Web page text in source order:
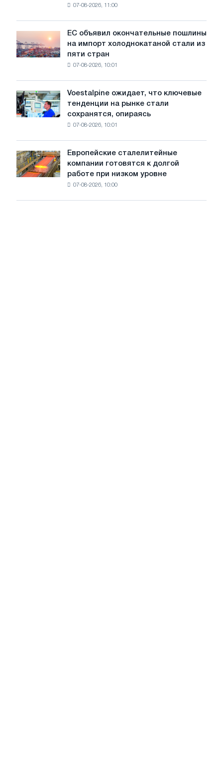
трамвайных
путей
Москвы
Ярославля
07-08-2026, 11:00
объявил
окончательные
холоднокатаной
стали
из
стран
ЕС объявил окончательные пошлины
на импорт холоднокатаной стали из
пяти стран
07-08-2026, 10:01
Voestalpine
ожидает,
что
рынке
стали
сохранятся,
на
Voestalpine ожидает, что ключевые
тенденции на рынке стали
сохранятся, опираясь
07-08-2026, 10:01
Европейские
сталелитейные
компании
Европейские сталелитейные
компании готовятся к долгой
работе при низком уровне
07-08-2026, 10:00